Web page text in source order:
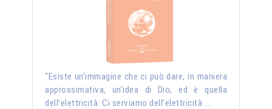
“Esiste un’immagine che ci può dare, in maniera
approssimativa, un’idea di Dio, ed è quella
dell’elettricità. Ci serviamo dell’elettricità …